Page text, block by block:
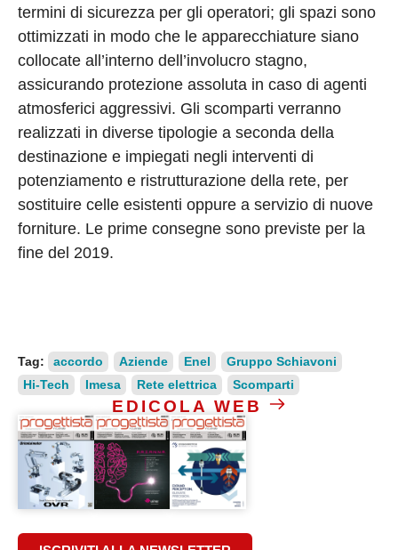
termini di sicurezza per gli operatori; gli spazi sono
ottimizzati in modo che le apparecchiature siano
collocate all’interno dell’involucro stagno,
assicurando protezione assoluta in caso di agenti
atmosferici aggressivi. Gli scomparti verranno
realizzati in diverse tipologie a seconda della
destinazione e impiegati negli interventi di
potenziamento e ristrutturazione della rete, per
sostituire celle esistenti oppure a servizio di nuove
forniture. Le prime consegne sono previste per la
fine del 2019.
Tag: accordo Aziende Enel
Gruppo Schiavoni
Hi-Tech
Imesa Rete elettrica Scomparti
EDICOLA WEB